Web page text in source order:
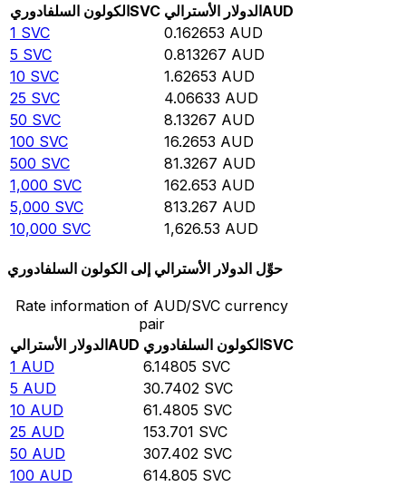
الكولون السلفادوريSVC الدولار الأستراليAUD
1 SVC 0.162653 AUD
5 SVC 0.813267 AUD
10 SVC 1.62653 AUD
25 SVC 4.06633 AUD
50 SVC 8.13267 AUD
100 SVC 16.2653 AUD
500 SVC 81.3267 AUD
1,000 SVC 162.653 AUD
5,000 SVC 813.267 AUD
10,000 SVC 1,626.53 AUD
حوِّل الدولار الأسترالي إلى الكولون السلفادوري
Rate information of AUD/SVC currency
pair
الدولار الأستراليAUD الكولون السلفادوريSVC
1 AUD 6.14805 SVC
5 AUD 30.7402 SVC
10 AUD 61.4805 SVC
25 AUD 153.701 SVC
50 AUD 307.402 SVC
100 AUD 614.805 SVC